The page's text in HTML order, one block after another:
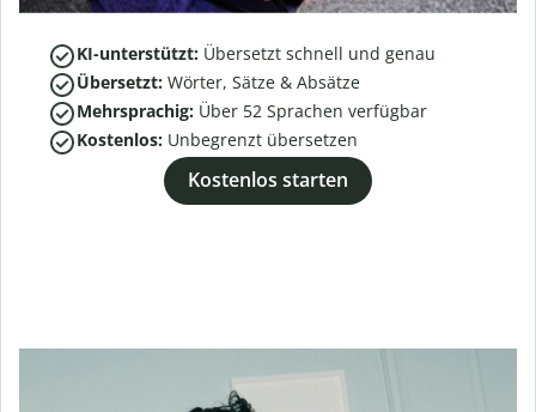
KI-unterstützt: Übersetzt schnell und genau
Übersetzt: Wörter, Sätze & Absätze
Mehrsprachig: Über 52 Sprachen verfügbar
Kostenlos: Unbegrenzt übersetzen
Kostenlos starten